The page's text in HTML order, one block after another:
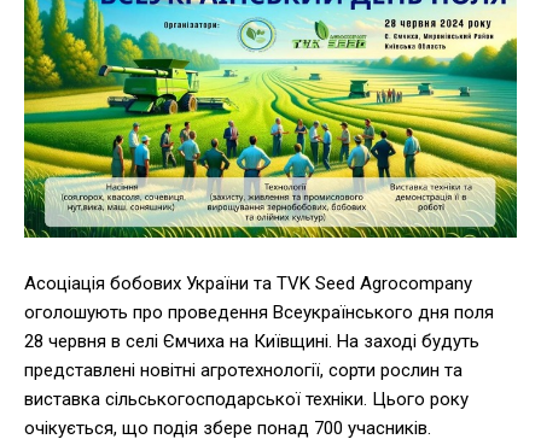
Асоціація бобових України та TVK Seed Agrocompany
оголошують про проведення Всеукраїнського дня поля
28 червня в селі Ємчиха на Київщині. На заході будуть
представлені новітні агротехнології, сорти рослин та
виставка сільськогосподарської техніки. Цього року
очікується, що подія збере понад 700 учасників.